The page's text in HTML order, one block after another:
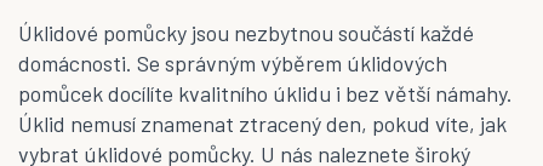
v
ý
p
i
u
Úklidové pomůcky jsou nezbytnou součástí každé
domácnosti. Se správným výběrem úklidových
pomůcek docílíte kvalitního úklidu i bez větší námahy.
Úklid nemusí znamenat ztracený den, pokud víte, jak
vybrat úklidové pomůcky. U nás naleznete široký